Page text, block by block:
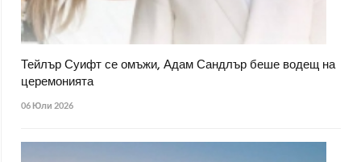
Тейлър Суифт се омъжи, Адам Сандлър беше водещ на
церемонията
06 Юли 2026